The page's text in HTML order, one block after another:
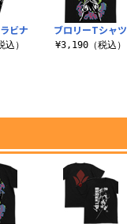
ビナ
）
ブロリーTシャツ
¥3,190（税込）